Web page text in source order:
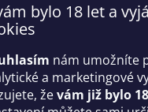
bylo 18 let a
nám umožníte
a marketingové
ževám již bylo
online